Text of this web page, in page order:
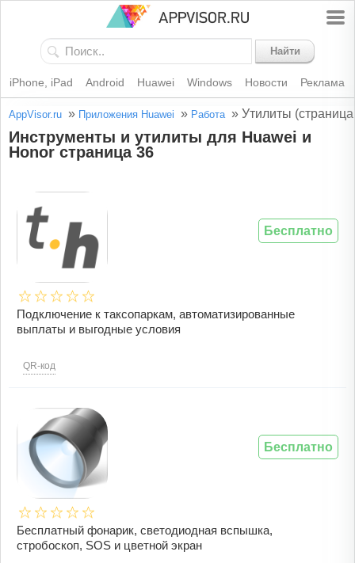
Найти
iPhone, iPad Android Huawei Windows Новости Реклама
AppVisor.ru » Приложения Huawei » Работа » Утилиты
Инструменты и утилиты для Huawei и
Honor страница 36
Подключение к таксопаркам, автоматизированные
выплаты и выгодные условия
QR-код
Бесплатно
Бесплатный фонарик, светодиодная вспышка,
стробоскоп, SOS и цветной экран
Бесплатно